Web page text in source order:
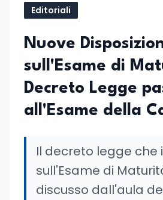
Editoriali
Nuove
sull'Esame di
Decreto Legge
all'Esame della
Il decreto legge che
sull'Esame di
discusso dall'aula